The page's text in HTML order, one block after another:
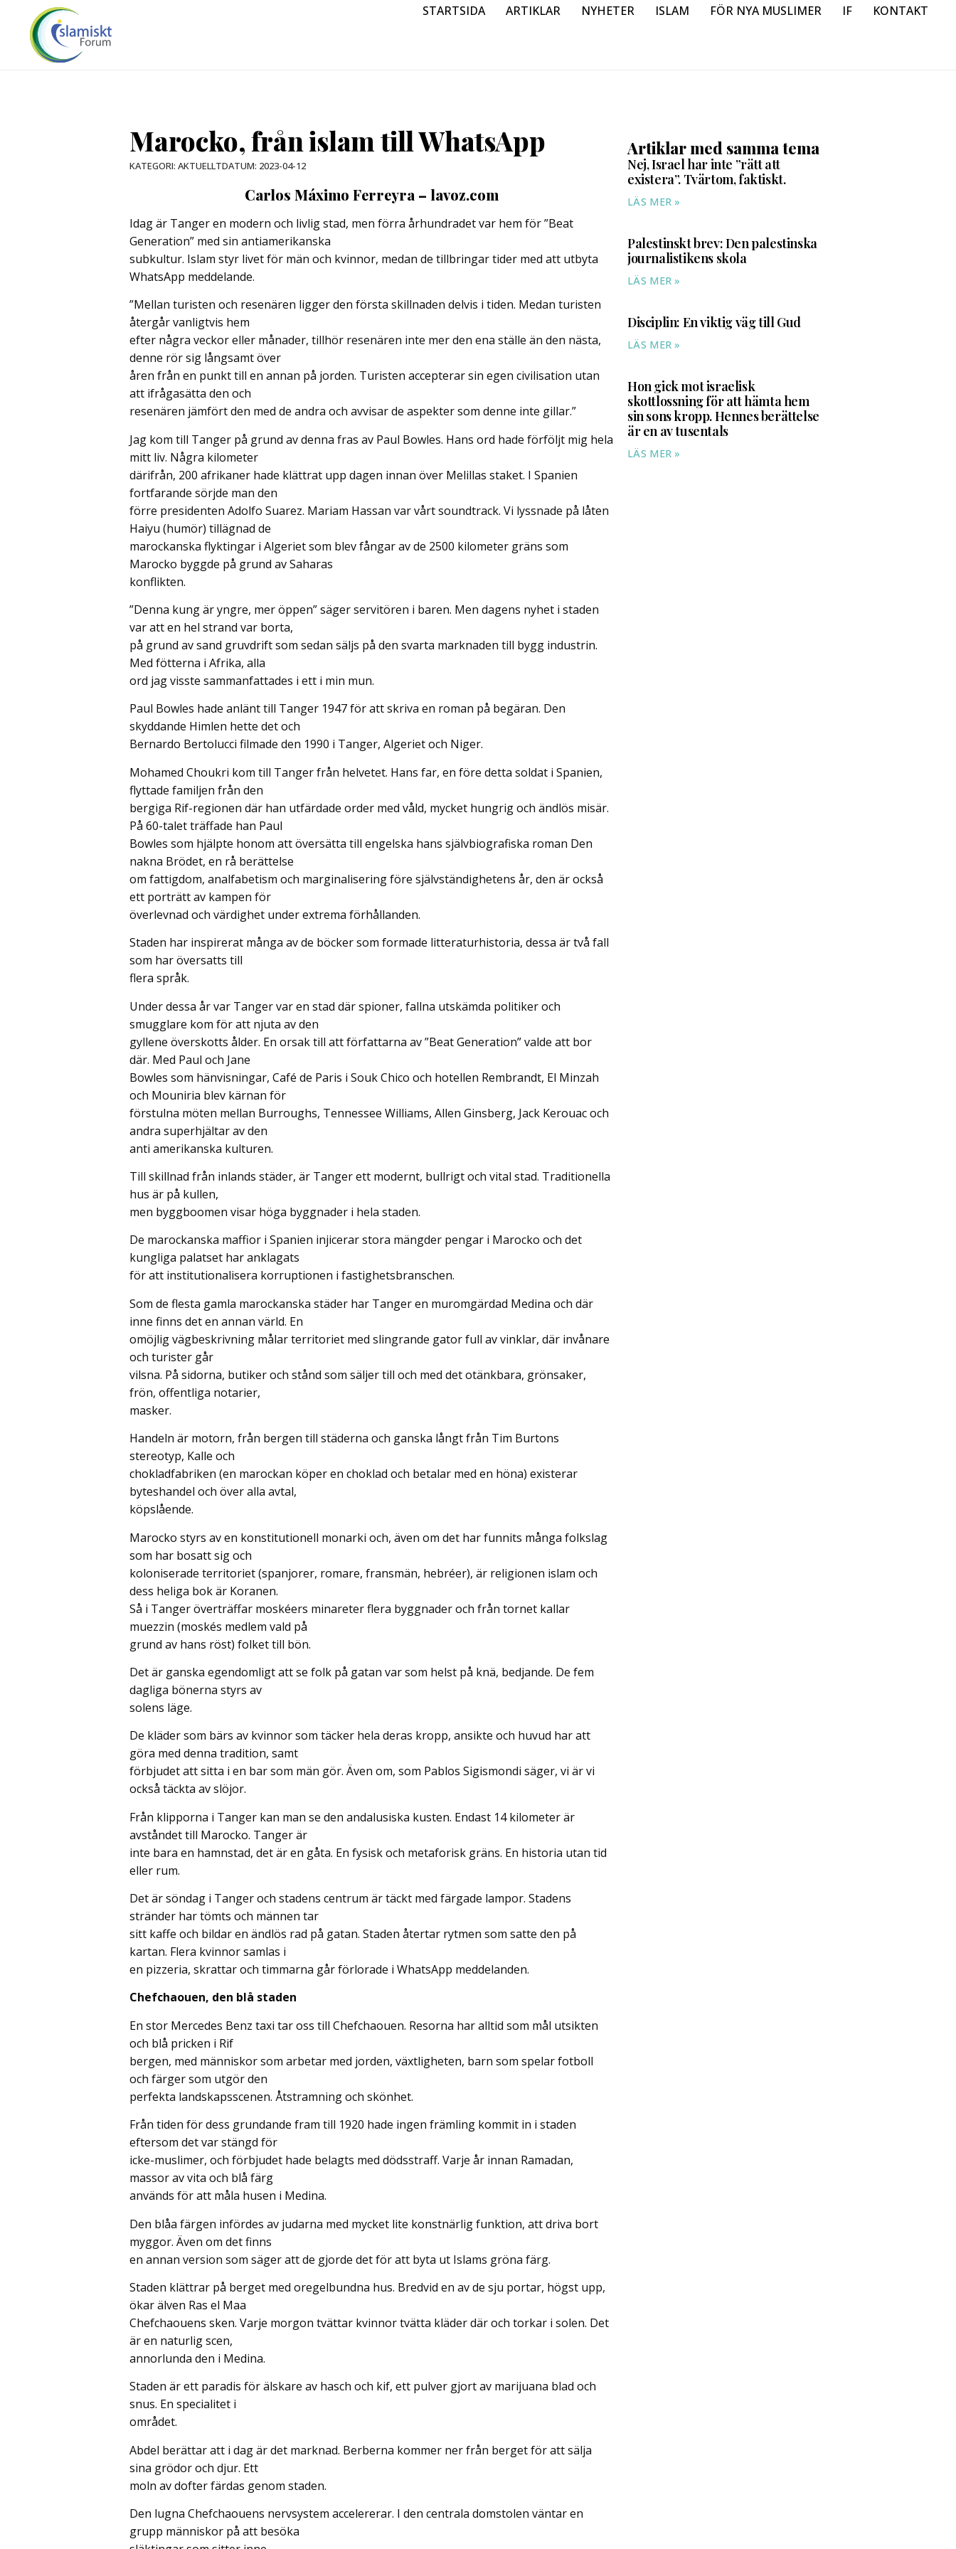
STARTSIDA ARTIKLAR NYHETER ISLAM FÖR NYA MUSLIMER IF KONTAKT
Marocko, från islam till WhatsApp
KATEGORI: AKTUELLTDATUM: 2023-04-12
Carlos Máximo Ferreyra – lavoz.com
Idag är Tanger en modern och livlig stad, men förra århundradet var hem för ”Beat
Generation” med sin antiamerikanska
subkultur. Islam styr livet för män och kvinnor, medan de tillbringar tider med att utbyta
WhatsApp meddelande.
”Mellan turisten och resenären ligger den första skillnaden delvis i tiden. Medan turisten
återgår vanligtvis hem
efter några veckor eller månader, tillhör resenären inte mer den ena ställe än den nästa,
denne rör sig långsamt över
åren från en punkt till en annan på jorden. Turisten accepterar sin egen civilisation utan
att ifrågasätta den och
resenären jämfört den med de andra och avvisar de aspekter som denne inte gillar.”
Jag kom till Tanger på grund av denna fras av Paul Bowles. Hans ord hade förföljt mig hela
mitt liv. Några kilometer
därifrån, 200 afrikaner hade klättrat upp dagen innan över Melillas staket. I Spanien
fortfarande sörjde man den
förre presidenten Adolfo Suarez. Mariam Hassan var vårt soundtrack. Vi lyssnade på låten
Haiyu (humör) tillägnad de
marockanska flyktingar i Algeriet som blev fångar av de 2500 kilometer gräns som
Marocko byggde på grund av Saharas
konflikten.
”Denna kung är yngre, mer öppen” säger servitören i baren. Men dagens nyhet i staden
var att en hel strand var borta,
på grund av sand gruvdrift som sedan säljs på den svarta marknaden till bygg industrin.
Med fötterna i Afrika, alla
ord jag visste sammanfattades i ett i min mun.
Paul Bowles hade anlänt till Tanger 1947 för att skriva en roman på begäran. Den
skyddande Himlen hette det och
Bernardo Bertolucci filmade den 1990 i Tanger, Algeriet och Niger.
Mohamed Choukri kom till Tanger från helvetet. Hans far, en före detta soldat i Spanien,
flyttade familjen från den
bergiga Rif-regionen där han utfärdade order med våld, mycket hungrig och ändlös misär.
På 60-talet träffade han Paul
Bowles som hjälpte honom att översätta till engelska hans självbiografiska roman Den
nakna Brödet, en rå berättelse
om fattigdom, analfabetism och marginalisering före självständighetens år, den är också
ett porträtt av kampen för
överlevnad och värdighet under extrema förhållanden.
Staden har inspirerat många av de böcker som formade litteraturhistoria, dessa är två fall
som har översatts till
flera språk.
Under dessa år var Tanger var en stad där spioner, fallna utskämda politiker och
smugglare kom för att njuta av den
gyllene överskotts ålder. En orsak till att författarna av ”Beat Generation” valde att bor
där. Med Paul och Jane
Bowles som hänvisningar, Café de Paris i Souk Chico och hotellen Rembrandt, El Minzah
och Mouniria blev kärnan för
förstulna möten mellan Burroughs, Tennessee Williams, Allen Ginsberg, Jack Kerouac och
andra superhjältar av den
anti amerikanska kulturen.
Till skillnad från inlands städer, är Tanger ett modernt, bullrigt och vital stad. Traditionella
hus är på kullen,
men byggboomen visar höga byggnader i hela staden.
De marockanska maffior i Spanien injicerar stora mängder pengar i Marocko och det
kungliga palatset har anklagats
för att institutionalisera korruptionen i fastighetsbranschen.
Som de flesta gamla marockanska städer har Tanger en muromgärdad Medina och där
inne finns det en annan värld. En
omöjlig vägbeskrivning målar territoriet med slingrande gator full av vinklar, där invånare
och turister går
vilsna. På sidorna, butiker och stånd som säljer till och med det otänkbara, grönsaker,
frön, offentliga notarier,
masker.
Handeln är motorn, från bergen till städerna och ganska långt från Tim Burtons
stereotyp, Kalle och
chokladfabriken (en marockan köper en choklad och betalar med en höna) existerar
byteshandel och över alla avtal,
köpslående.
Marocko styrs av en konstitutionell monarki och, även om det har funnits många folkslag
som har bosatt sig och
koloniserade territoriet (spanjorer, romare, fransmän, hebréer), är religionen islam och
dess heliga bok är Koranen.
Så i Tanger överträffar moskéers minareter flera byggnader och från tornet kallar
muezzin (moskés medlem vald på
grund av hans röst) folket till bön.
Det är ganska egendomligt att se folk på gatan var som helst på knä, bedjande. De fem
dagliga bönerna styrs av
solens läge.
De kläder som bärs av kvinnor som täcker hela deras kropp, ansikte och huvud har att
göra med denna tradition, samt
förbjudet att sitta i en bar som män gör. Även om, som Pablos Sigismondi säger, vi är vi
också täckta av slöjor.
Från klipporna i Tanger kan man se den andalusiska kusten. Endast 14 kilometer är
avståndet till Marocko. Tanger är
inte bara en hamnstad, det är en gåta. En fysisk och metaforisk gräns. En historia utan tid
eller rum.
Det är söndag i Tanger och stadens centrum är täckt med färgade lampor. Stadens
stränder har tömts och männen tar
sitt kaffe och bildar en ändlös rad på gatan. Staden återtar rytmen som satte den på
kartan. Flera kvinnor samlas i
en pizzeria, skrattar och timmarna går förlorade i WhatsApp meddelanden.
Chefchaouen, den blå staden
En stor Mercedes Benz taxi tar oss till Chefchaouen. Resorna har alltid som mål utsikten
och blå pricken i Rif
bergen, med människor som arbetar med jorden, växtligheten, barn som spelar fotboll
och färger som utgör den
perfekta landskapsscenen. Åtstramning och skönhet.
Från tiden för dess grundande fram till 1920 hade ingen främling kommit in i staden
eftersom det var stängd för
icke-muslimer, och förbjudet hade belagts med dödsstraff. Varje år innan Ramadan,
massor av vita och blå färg
används för att måla husen i Medina.
Den blåa färgen infördes av judarna med mycket lite konstnärlig funktion, att driva bort
myggor. Även om det finns
en annan version som säger att de gjorde det för att byta ut Islams gröna färg.
Staden klättrar på berget med oregelbundna hus. Bredvid en av de sju portar, högst upp,
ökar älven Ras el Maa
Chefchaouens sken. Varje morgon tvättar kvinnor tvätta kläder där och torkar i solen. Det
är en naturlig scen,
annorlunda den i Medina.
Staden är ett paradis för älskare av hasch och kif, ett pulver gjort av marijuana blad och
snus. En specialitet i
området.
Abdel berättar att i dag är det marknad. Berberna kommer ner från berget för att sälja
sina grödor och djur. Ett
moln av dofter färdas genom staden.
Den lugna Chefchaouens nervsystem accelererar. I den centrala domstolen väntar en
grupp människor på att besöka
Artiklar med samma tema
Nej, Israel har inte ”rätt att
existera”. Tvärtom, faktiskt.
LÄS MER »
Palestinskt brev: Den palestinska
journalistikens skola
LÄS MER »
Disciplin: En viktig väg till Gud
LÄS MER »
Hon gick mot israelisk
skottlossning för att hämta hem
sin sons kropp. Hennes berättelse
är en av tusentals
LÄS MER »